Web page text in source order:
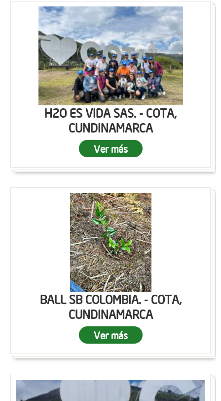
H2O ES VIDA SAS. - COTA,
CUNDINAMARCA
Ver más
BALL SB COLOMBIA. - COTA,
CUNDINAMARCA
Ver más